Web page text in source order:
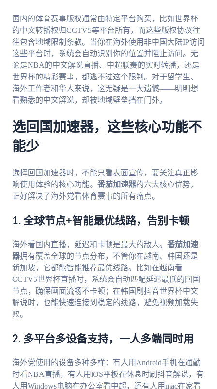
国内的体育赛事版权通常由特定平台购买，比如世界杯
的中文转播权归CCTV5等平台所有，而这些版权协议往
往包含地域限制条款。当你在海外使用非中国大陆IP访问
这些平台时，系统会自动识别你的位置并阻止访问。无
论是NBA的中文解说直播、中超联赛的实时转播，还是
世界杯的精彩赛事，都逃不过这个限制。对于留学生、
海外工作者和华人来说，这无疑是一大遗憾——明明想
看熟悉的中文解说，却被地域壁垒挡在门外。
选回国加速器，这些核心功能不
能少
选择回国加速器时，不能只看表面宣传，要关注真正影
响使用体验的核心功能。 番茄加速器的六大核心优势，
正好解决了海外党看体育赛事的所有痛点。
1. 全球节点+智能最优线路，告别卡顿
海外看国内直播，延迟和卡顿是最大的敌人。 番茄加速
器拥有覆盖全球的节点分布，不管你在越南、韩国还是
新加坡，它都能智能推荐最优线路。比如在越南看
CCTV5世界杯直播时，系统会自动匹配延迟最低的回国
节点，确保画面流畅不卡顿；在韩国刷抖音世界杯中文
解说时，也能快速连接到稳定的线路，避免视频加载失
败。
2. 多平台多设备支持，一人多端同时用
海外党使用的设备多种多样：有人用Android手机在通勤
时看NBA直播，有人用iOS平板在休息时刷抖音解说，有
人用Windows电脑在办公室看中超，还有人用mac在家看